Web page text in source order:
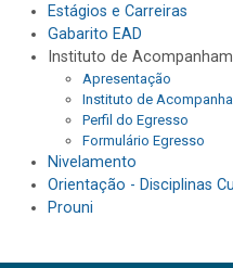
Estágios e Carreiras
Gabarito EAD
Instituto de
Apresentação
Instituto de
Perfil do Egresso
Formulário Egresso
Nivelamento
Orientação - Disciplinas
Prouni